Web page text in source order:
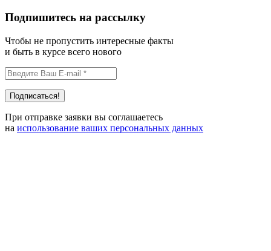
Подпишитесь на рассылку
Чтобы не пропустить интересные факты
и быть в курсе всего нового
При отправке заявки вы соглашаетесь
на использование ваших персональных данных